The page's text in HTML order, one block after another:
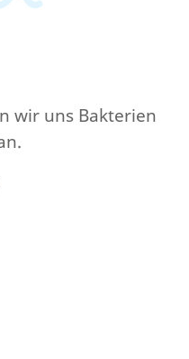
wir uns Bakterien